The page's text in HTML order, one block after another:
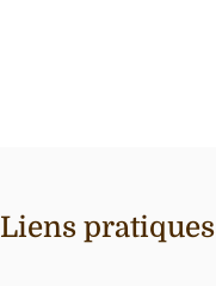
Liens pratiques